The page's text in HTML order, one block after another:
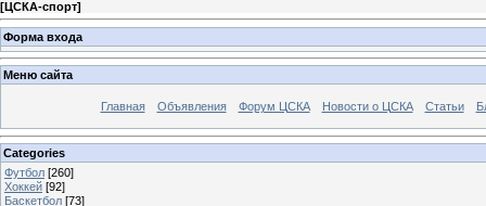
[ЦСКА-спорт]
Форма входа
Меню сайта
Главная Объявления Форум ЦСКА Новости о ЦСКА Статьи
Categories
Футбол [260]
Хоккей [92]
Баскетбол [73]